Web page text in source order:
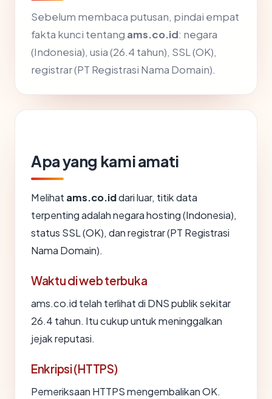
Sebelum membaca putusan, pindai empat
fakta kunci tentang ams.co.id: negara
(Indonesia), usia (26.4 tahun), SSL (OK),
registrar (PT Registrasi Nama Domain).
Apa yang kami amati
Melihat ams.co.iddari luar, titik data
terpenting adalah negara hosting (Indonesia),
status SSL (OK), dan registrar (PT Registrasi
Nama Domain).
Waktu di web terbuka
ams.co.id telah terlihat di DNS publik sekitar
26.4 tahun. Itu cukup untuk meninggalkan
jejak reputasi.
Enkripsi (HTTPS)
Pemeriksaan HTTPS mengembalikan OK.